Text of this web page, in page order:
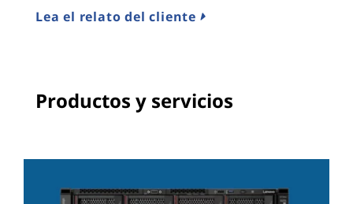
Lea el relato del cliente
Productos y servicios